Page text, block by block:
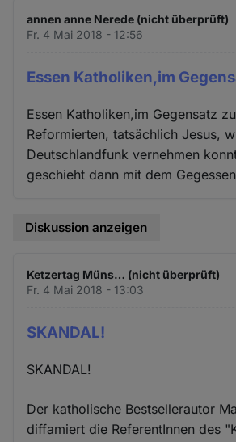
annen anne Nerede (nicht überprüft)
Fr. 4 Mai 2018 - 12:56
Essen Katholiken,im
Essen Katholiken,im Gegensatz
Reformierten, tatsächlich Jesus,
Deutschlandfunk vernehmen
geschieht dann mit dem
Diskussion anzeigen
Ketzertag Müns… (nicht überprüft)
Fr. 4 Mai 2018 - 13:03
SKANDAL!
SKANDAL!
Der katholische Bestsellerautor
diffamiert die ReferentInnen des
und
Cookies